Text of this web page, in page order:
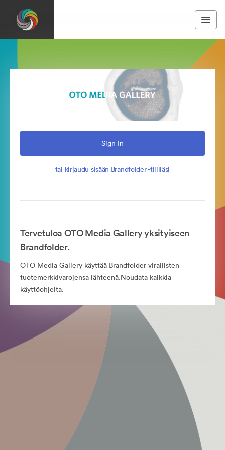
Sign In
tai kirjaudu sisään Brandfolder -tililläsi
Tervetuloa OTO Media Gallery yksityiseen
Brandfolder.
OTO Media Gallery käyttää Brandfolder virallisten
tuotemerkkivarojensa lähteenä.Noudata kaikkia
käyttöohjeita.